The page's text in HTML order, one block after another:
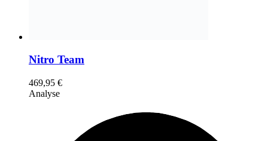
Nitro Team
469,95 €
Analyse